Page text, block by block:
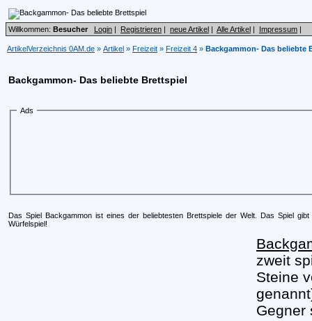
Willkommen: Besucher Login | Registrieren | neue Artikel | Alle Artikel | Impressum |
ArtikelVerzeichnis 0AM.de » Artikel » Freizeit » Freizeit 4 » Backgammon- Das beliebte
Backgammon- Das beliebte Brettspiel
Ads
Das Spiel Backgammon ist eines der beliebtesten Brettspiele der Welt. Das Spiel
Würfelspiel!
zweit
Steine
Gegner